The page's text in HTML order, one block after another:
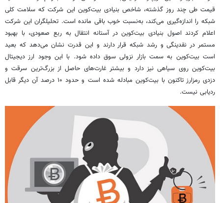
قیمت طی چند روز گذشته، شاخص بنیادی بیت‌کوین این شرکت که سلامت کلی
شبکه را اندازه‌گیری می‌کند، به‌نسبت خوب باقی مانده است. تحلیلگران این شرکت
اعلام کردند اصول بنیادی بیت‌کوین در آستانه انتقال به ربع صعودی، با بهبود
مستمر در نقدینگی و رشد شبکه قرار دارند و این قدرت نشان می‌دهد که بعید
است بیت‌کوین به سمت بازار نزولی سوق داده شود. با این وجود ارز دیجیتال
بیت‌کوین روی سیاهی نیز دارد و بیشتر غارت‌های حاصل از بزرگ‌ترین سرقت و
دزدیرمزارز
تاکنون با بیت‌کوین مبادله شده است و حدود ۱۰ درصد آن دیگر قابل
ردیابی نیست.